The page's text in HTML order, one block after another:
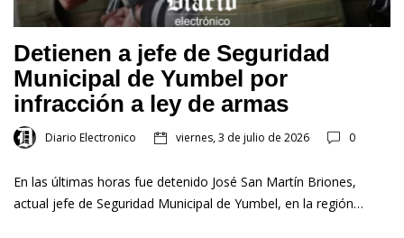
Detienen a jefe de Seguridad
Municipal de Yumbel por
infracción a ley de armas
Diario Electronico viernes, 3 de julio de 2026 0
En las últimas horas fue detenido José San Martín Briones,
actual jefe de Seguridad Municipal de Yumbel, en la región…